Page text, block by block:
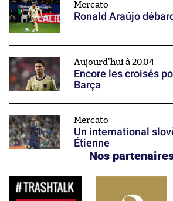
Mercato
Ronald Araújo
Aujourd'hui à 20:04
Encore les croisés
Barça
Mercato
Un international
Étienne
Nos